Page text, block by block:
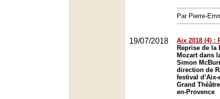
Par Pierre-
19/07/2018
Aix 2018 (4) :
Reprise de la
Mozart dans
Simon
direction de
festival d’Aix-
Grand
en-Provence